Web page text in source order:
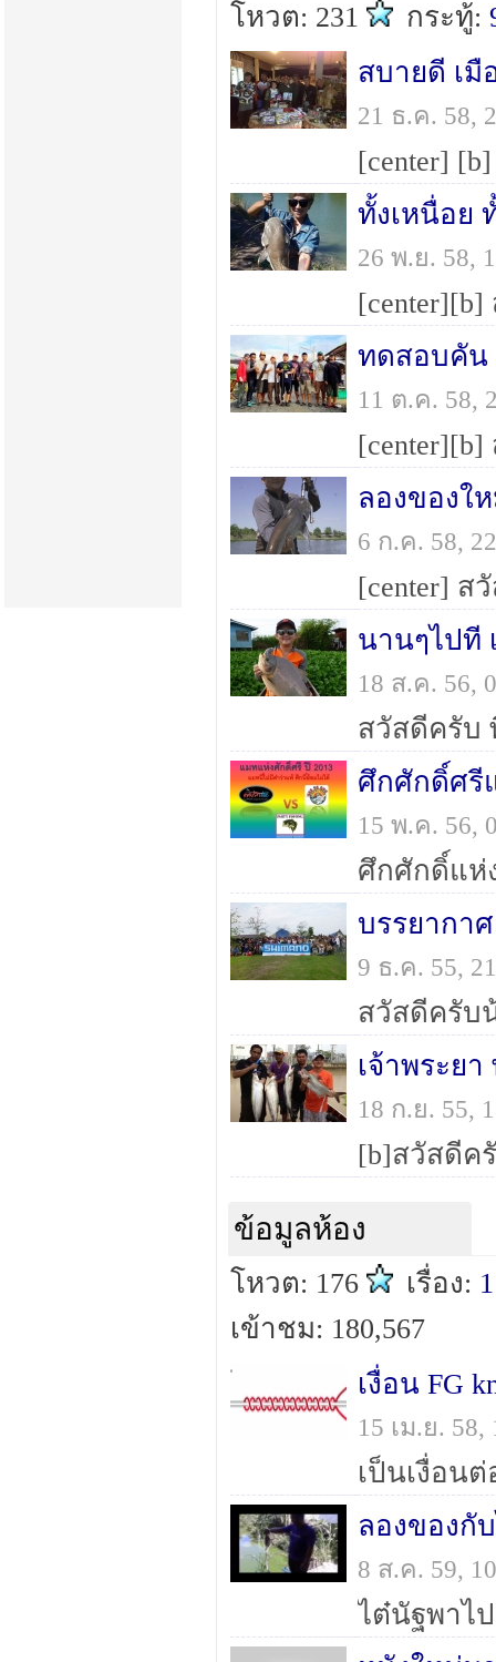
โหวต: 231 กระทู้:
21 ธ.ค. 58,
26 พ.ย. 58,
ทดสอบคัน
11 ต.ค. 58,
ลองของใ
6 ก.ค. 58,
นานๆไปที
18 ส.ค. 56,
ศึกศักดิ์ศรี
15 พ.ค. 56,
9 ธ.ค. 55,
เจ้าพระย
18 ก.ย. 55,
ข้อมูลห้อง
โหวต: 176 เรื่อง:
เข้าชม: 180,567
เงื่อน FG
15 เม.ย.
เป็นเงื่อน
ลองของกั
8 ส.ค. 59,
ไต๋นัฐพาไ